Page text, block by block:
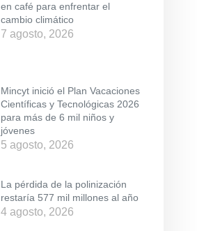
en café para enfrentar el
cambio climático
7 agosto, 2026
Mincyt inició el Plan Vacaciones
Científicas y Tecnológicas 2026
para más de 6 mil niños y
jóvenes
5 agosto, 2026
La pérdida de la polinización
restaría 577 mil millones al año
4 agosto, 2026